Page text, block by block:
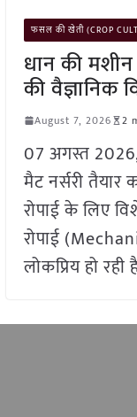
फसल की खेती (CROP
धान की
की वैज्ञानिक
August 7, 2026 2
07 अगस्त 2026,
मैट नर्सरी तैयार
रोपाई के लिए
रोपाई
लोकप्रिय हो